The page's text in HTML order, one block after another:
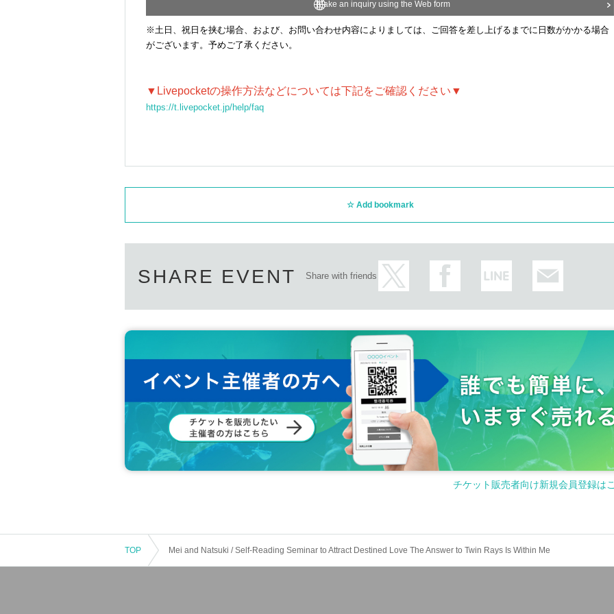
You will be asked to draw 1 sheet special card with the message that Mei and Natsuki received.
Each participant will conduct a self-analysis based on the message they have drawn.
*If you are participating online, please choose 1 sheet card from the "Card List" that will be sent to you by email in
Share time, Q&A
Participants will be asked to answer questions and share their thoughts.
◆ belongings
*Please note that the end time may change depending on the progress of the event.
[Venue]
Kadokawa Headquarters Building 2F Hall
Tokyo 1-12-15 Fujimi, Chiyoda-ku
上記は、開催日の状況や政府・関係機関の指針により、ご案内に変更が出る場合があります。
より安心・安全に催しにご参加いただけますよう、みなさまのご協力を何卒よろしくお願いいたします。
KADOKAWA CORPORATION
Make an inquiry using the Web form
※土日、祝日を挟む場合、および、お問い合わせ内容によりましては、ご回答を差し上げるまでに日数がかかる場合
がございます。予めご了承ください。
▼Livepocketの操作方法などについては下記をご確認ください▼
https://t.livepocket.jp/help/faq
Add bookmark
SHARE EVENT Share with friends
チケット販売者向け新規会員登録は
TOP Mei and Natsuki / Self-Reading Seminar to Attract Destined Love The Answer to Twin Rays Is Within Me